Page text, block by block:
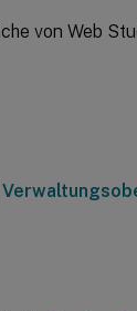
von Web